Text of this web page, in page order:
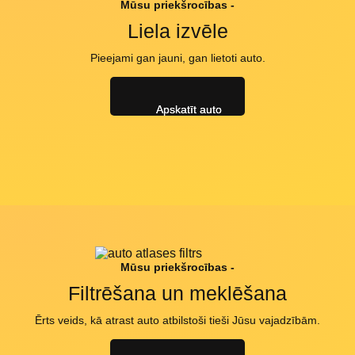
Mūsu priekšrocības -
Liela izvēle
Pieejami gan jauni, gan lietoti auto.
Mūsu priekšrocības -
Filtrēšana un meklēšana
Ērts veids, kā atrast auto atbilstoši tieši Jūsu vajadzībām.